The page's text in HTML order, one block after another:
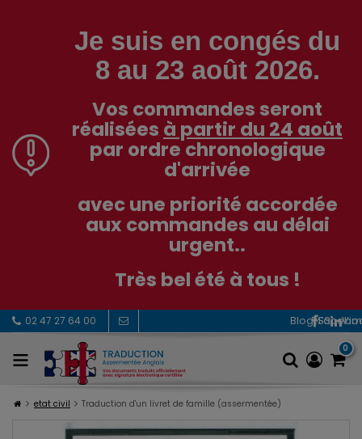
Je suis en congés du
8 au 23 août 2026.
Vos commandes seront
réalisées à partir du 24 août
par ordre chronologique
d'arrivée
avec une priorité accordée
aux commandes au délai
urgent..
Très bel été à tous !
02 47 27 64 00 RSS
0
etat civil Traduction d'un livret de famille (assermentée)